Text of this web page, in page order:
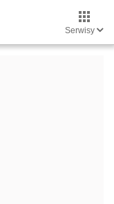
Serwisy